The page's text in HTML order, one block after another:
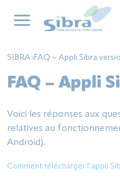
SIBRA FAQ – Appli Sibra
FAQ – Appli
Voici les réponses aux
relatives au
Android).
Comment télécharger l’appli
Panneau de gestion des